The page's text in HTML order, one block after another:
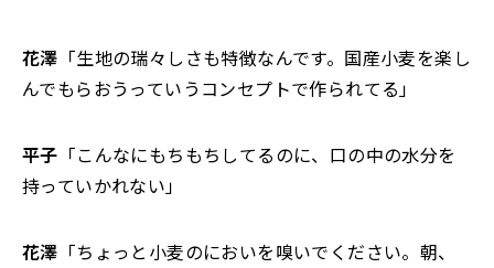
花澤 「生地の瑞々しさも特徴なんです。国産小麦を楽し
んでもらおうっていうコンセプトで作られてる」
平子 「こんなにもちもちしてるのに、口の中の水分を
持っていかれない」
花澤 「ちょっと小麦のにおいを嗅いでください。朝、